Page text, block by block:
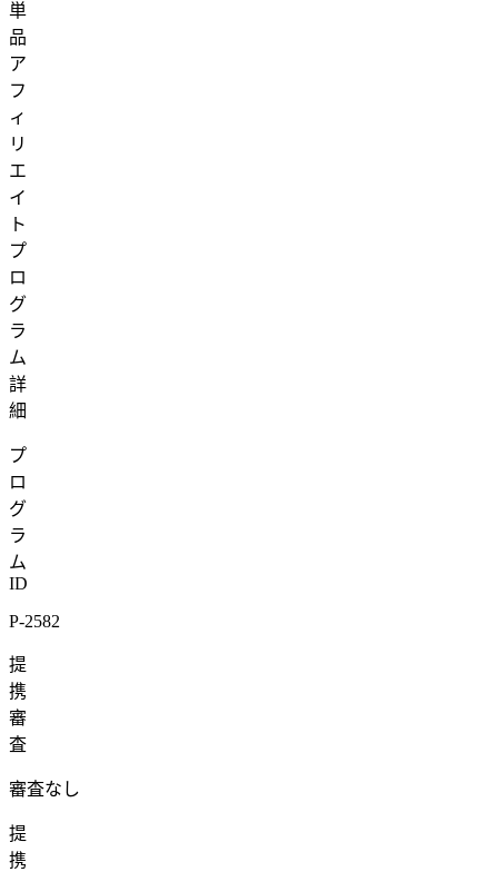
単
品
ア
フ
ィ
リ
エ
イ
ト
プ
ロ
グ
ラ
ム
詳
細
プ
ロ
グ
ラ
ム
ID
P-2582
提
携
審
査
審査なし
提
携